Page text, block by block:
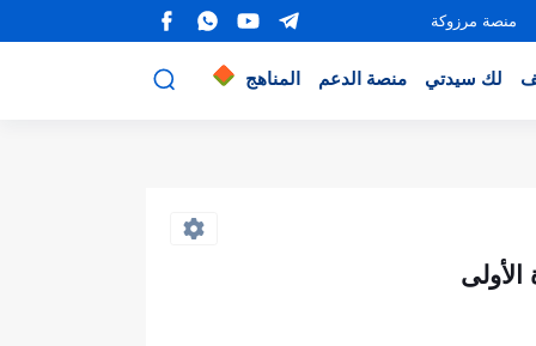
منصة مرزوكة
لك سيدتي منصة الدعم المناهج